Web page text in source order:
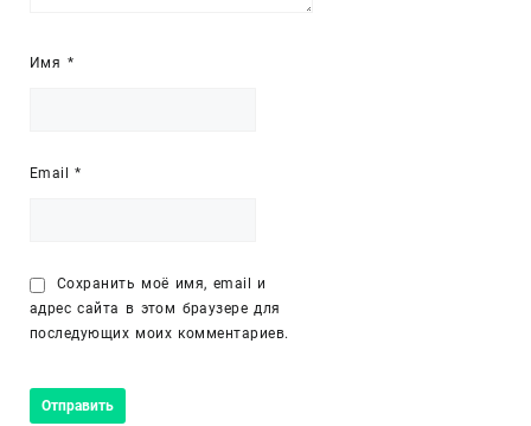
Имя *
Email*
Сохранить моё имя, email и
адрес сайта в этом браузере для
последующих моих комментариев.